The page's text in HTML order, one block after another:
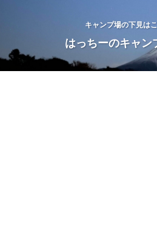
キャンプ場の下見は
はっちーのキャン